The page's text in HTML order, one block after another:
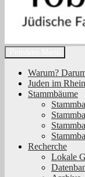
Tobias
Suchen
Warum?
Juden im
Stammbäume
Recherche
Lokale